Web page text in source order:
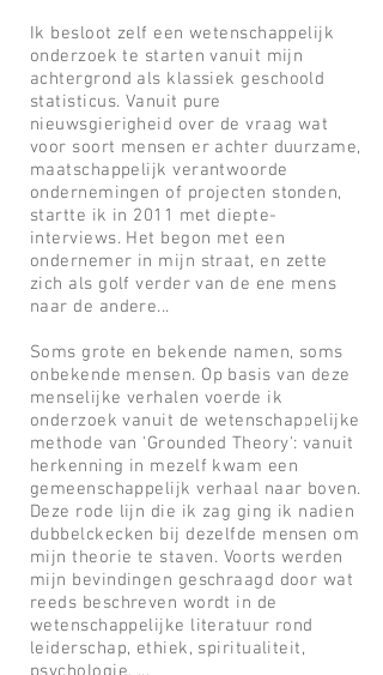
Ik besloot zelf een wetenschappelijk
onderzoek te starten vanuit mijn
achtergrond als klassiek geschoold
statisticus. Vanuit pure
nieuwsgierigheid over de vraag wat
voor soort mensen er achter duurzame,
maatschappelijk verantwoorde
ondernemingen of projecten stonden,
startte ik in 2011 met diepte-
interviews. Het begon met een
ondernemer in mijn straat, en zette
zich als golf verder van de ene mens
naar de andere...
Soms grote en bekende namen, soms
onbekende mensen. Op basis van deze
menselijke verhalen voerde ik
onderzoek vanuit de wetenschappelijke
methode van 'Grounded Theory': vanuit
herkenning in mezelf kwam een
gemeenschappelijk verhaal naar boven.
Deze rode lijn die ik zag ging ik nadien
dubbelckecken bij dezelfde mensen om
mijn theorie te staven. Voorts werden
mijn bevindingen geschraagd door wat
reeds beschreven wordt in de
wetenschappelijke literatuur rond
leiderschap, ethiek, spiritualiteit,